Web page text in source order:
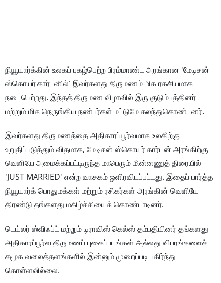
நியூயார்க்கின் உலகப் புகழ்பெற்ற பிரம்மாண்ட அரங்கான 'மேடிசன்
ஸ்கொயர் கார்டனில்' இவர்களது திருமணம் மிக ரகசியமாக
நடைபெற்றது. இந்தத் திருமண விழாவில் இரு குடும்பத்தினர்
மற்றும் மிக நெருங்கிய நண்பர்கள் மட்டுமே கலந்துகொண்டனர்.
இவர்களது திருமணத்தை அதிகாரப்பூர்வமாக உலகிற்கு
உறுதிப்படுத்தும் விதமாக, மேடிசன் ஸ்கொயர் கார்டன் அரங்கிற்கு
வெளியே அமைக்கப்பட்டிருந்த மாபெரும் மின்னணுத் திரையில்
'JUST MARRIED' என்ற வாசகம் ஒளிரவிடப்பட்டது. இதைப் பார்த்த
நியூயார்க் பொதுமக்கள் மற்றும் ரசிகர்கள் அரங்கின் வெளியே
திரண்டு தங்களது மகிழ்ச்சியைக் கொண்டாடினர்.
டெய்லர் ஸ்விஃப்ட் மற்றும் டிராவிஸ் கெல்ஸ் தம்பதியினர் தங்களது
அதிகாரப்பூர்வ திருமணப் புகைப்படங்கள் அல்லது விபரங்களைச்
சமூக வலைத்தளங்களில் இன்னும் முறைப்படி பகிர்ந்து
கொள்ளவில்லை.